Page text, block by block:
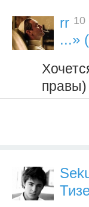
rr 10
...»
правы)